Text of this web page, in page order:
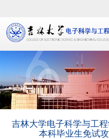
吉林大学电子科学与工
本科毕业生免试